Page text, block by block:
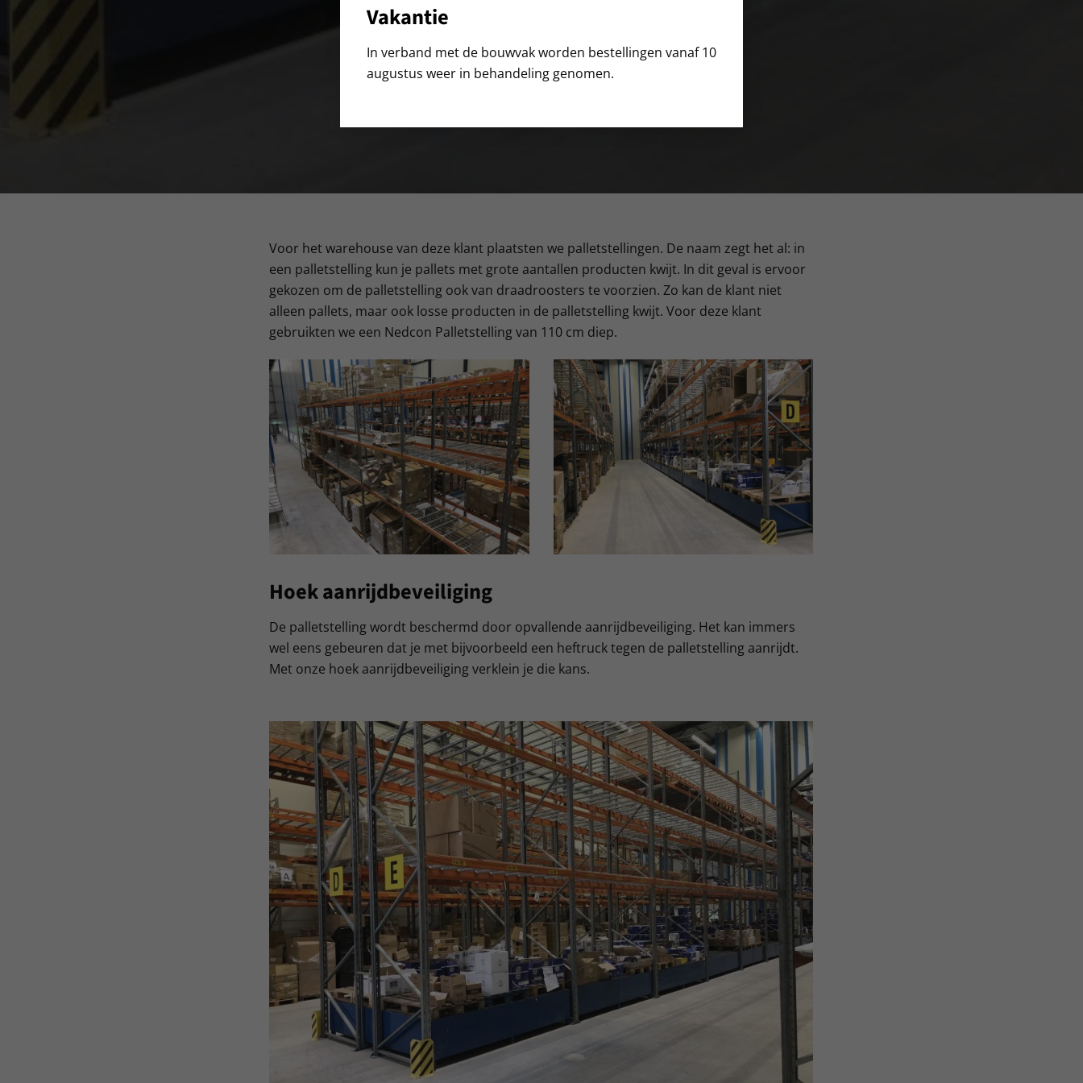
Vakantie
In verband met de bouwvak worden bestellingen vanaf 10
augustus weer in behandeling genomen.
Voor het warehouse van deze klant plaatsten we palletstellingen. De naam zegt het al: in
een palletstelling kun je pallets met grote aantallen producten kwijt. In dit geval is ervoor
gekozen om de palletstelling ook van draadroosters te voorzien. Zo kan de klant niet
alleen pallets, maar ook losse producten in de palletstelling kwijt. Voor deze klant
gebruikten we een Nedcon Palletstelling van 110 cm diep.
Hoek aanrijdbeveiliging
De palletstelling wordt beschermd door opvallende aanrijdbeveiliging. Het kan immers
wel eens gebeuren dat je met bijvoorbeeld een heftruck tegen de palletstelling aanrijdt.
Met onze hoek aanrijdbeveiliging verklein je die kans.